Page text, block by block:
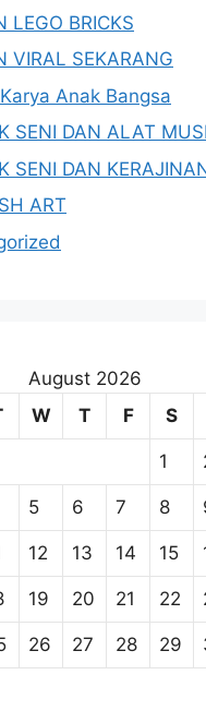
LEGO BRICKS
VIRAL SEKARANG
Anak Bangsa
SENI DAN ALAT
SENI DAN
ART
August 2026
W T F S
1
5 6 7 8
12 13 14 15
19 20 21 22
26 27 28 29